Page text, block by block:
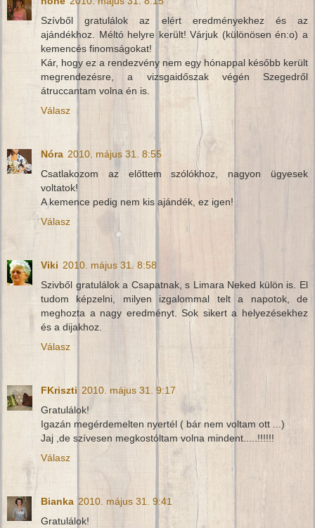
Szívből gratulálok az elért eredményekhez és az
ajándékhoz. Méltó helyre került! Várjuk (különösen én:o) a
kemencés finomságokat!
Kár, hogy ez a rendezvény nem egy hónappal később került
megrendezésre, a vizsgaidőszak végén Szegedről
átruccantam volna én is.
Válasz
Nóra 2010. május 31. 8:55
Csatlakozom az előttem szólókhoz, nagyon ügyesek
voltatok!
A kemence pedig nem kis ajándék, ez igen!
Válasz
Viki 2010. május 31. 8:58
Szivből gratulálok a Csapatnak, s Limara Neked külön is. El
tudom képzelni, milyen izgalommal telt a napotok, de
meghozta a nagy eredményt. Sok sikert a helyezésekhez
és a dijakhoz.
Válasz
FKriszti 2010. május 31. 9:17
Gratulálok!
Igazán megérdemelten nyertél ( bár nem voltam ott ...)
Jaj ,de szívesen megkostóltam volna mindent.....!!!!!!
Válasz
Bianka 2010. május 31. 9:41
Gratulálok!